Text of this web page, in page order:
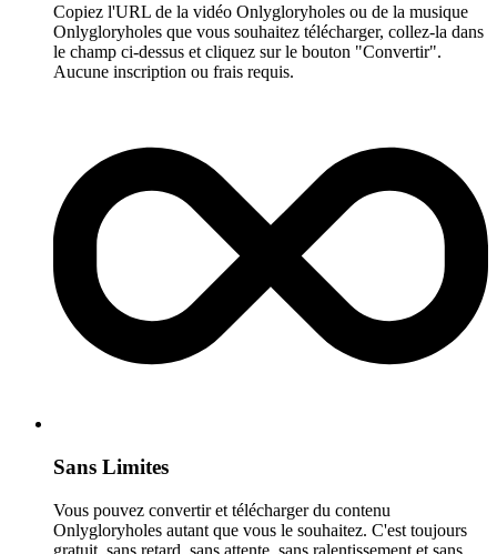
Copiez l'URL de la vidéo Onlygloryholes ou de la musique
Onlygloryholes que vous souhaitez télécharger, collez-la dans
le champ ci-dessus et cliquez sur le bouton "Convertir".
Aucune inscription ou frais requis.
Sans Limites
Vous pouvez convertir et télécharger du contenu
Onlygloryholes autant que vous le souhaitez. C'est toujours
gratuit, sans retard, sans attente, sans ralentissement et sans